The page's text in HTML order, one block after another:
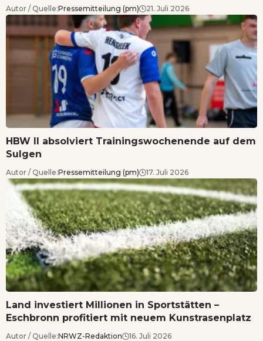
Autor / Quelle:Pressemitteilung (pm) 21. Juli 2026
HBW II absolviert Trainingswochenende auf dem
Sulgen
Autor / Quelle:Pressemitteilung (pm) 17. Juli 2026
Land investiert Millionen in Sportstätten –
Eschbronn profitiert mit neuem Kunstrasenplatz
Autor / Quelle:NRWZ-Redaktion 16. Juli 2026